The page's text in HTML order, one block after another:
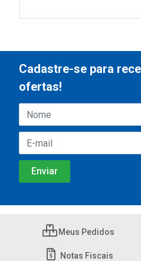
Cadastre-se para
ofertas!
Meus Pedidos
Notas Fiscais